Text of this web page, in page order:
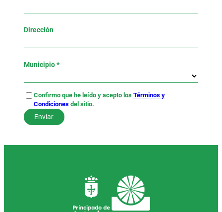
Dirección
Municipio *
Confirmo que he leído y acepto los Términos y
Condiciones del sitio.